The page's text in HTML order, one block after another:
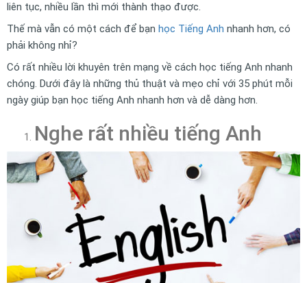
liên tục, nhiều lần thì mới thành thạo được.
Thế mà vẫn có một cách để bạn học Tiếng Anh nhanh hơn, có
phải không nhỉ?
Có rất nhiều lời khuyên trên mạng về cách học tiếng Anh nhanh
chóng. Dưới đây là những thủ thuật và mẹo chỉ với 35 phút mỗi
ngày giúp bạn học tiếng Anh nhanh hơn và dễ dàng hơn.
Nghe rất nhiều tiếng Anh